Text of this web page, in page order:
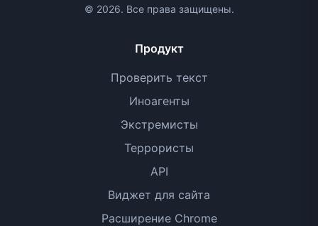
© 2026. Все права защищены.
Продукт
Проверить текст
Иноагенты
Экстремисты
Террористы
API
Виджет для сайта
Расширение Chrome